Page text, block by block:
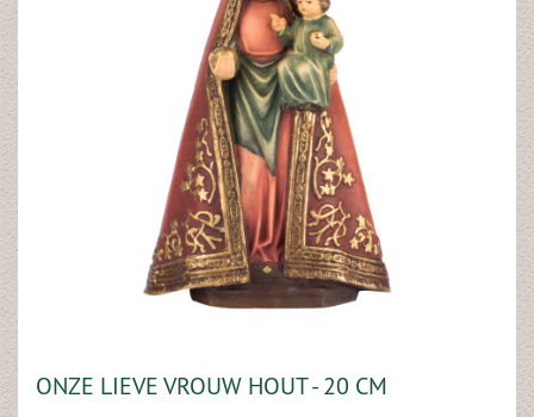
ONZE LIEVE VROUW HOUT - 20 CM